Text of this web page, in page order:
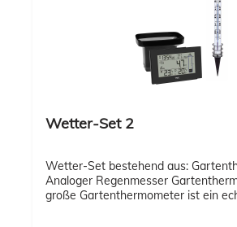
Wetter-Set 2
Wetter-Set bestehend aus:
Analoger Regenmesser
große Gartenthermometer ist ein